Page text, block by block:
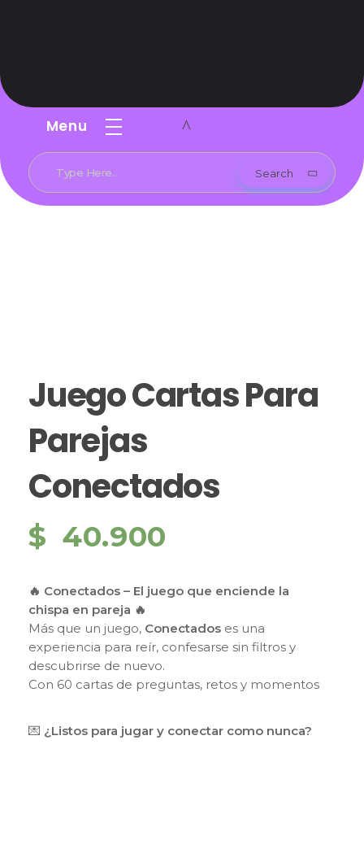
PuroAmor
Con la mejor variedad de productos, trabajamos con las mejores marcas del mercado para brindar la mejor calidad y garantia
Menu
Juego Cartas Para
Parejas
Conectados
$ 40.900
🔥 Conectados – El juego que enciende la
chispa en pareja 🔥
Más que un juego, Conectados es una
experiencia para reír, confesarse sin filtros y
descubrirse de nuevo.
Con 60 cartas de preguntas, retos y momentos
acercarse, romper la rutina y encender la
pasión.
💌 ¿Listos para jugar y conectar como nunca?